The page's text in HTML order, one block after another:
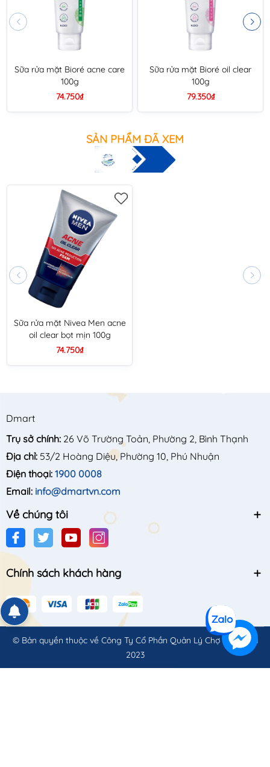
Sữa rửa mặt Bioré acne care
100g
74.750₫
Sữa rửa mặt Bioré oil clear
100g
79.350₫
SẢN PHẨM ĐÃ XEM
Sữa rửa mặt Nivea Men acne
oil clear bọt mịn 100g
74.750₫
Dmart
Trụ sở chính: 26 Võ Trường Toản, Phường 2, Bình Thạnh
Địa chỉ: 53/2 Hoàng Diệu, Phường 10, Phú Nhuận
Điện thoại: 1900 0008
Email: info@dmartvn.com
Về chúng tôi
Chính sách khách hàng
© Bản quyền thuộc về Công Ty Cổ Phần Quản Lý Chợ Quốc Gia
2023
Thu Thủy - 0345264xxx
45 phút trước